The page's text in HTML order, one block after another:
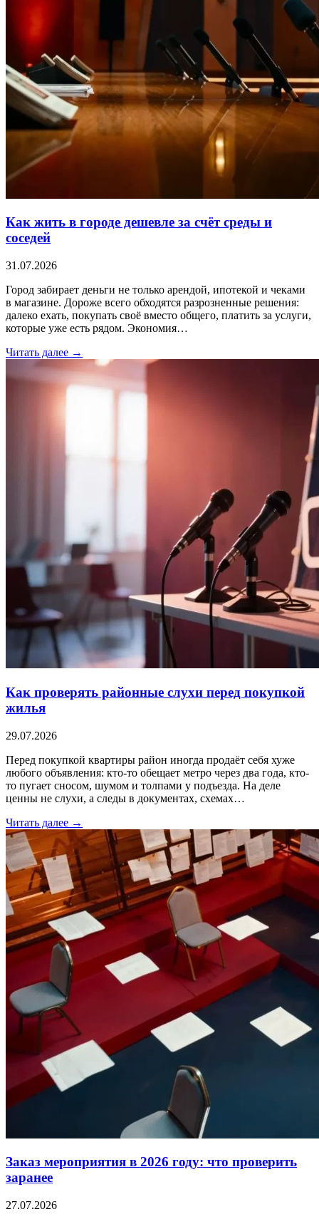
Как жить в городе дешевле за счёт среды и
соседей
31.07.2026
Город забирает деньги не только арендой, ипотекой и чеками
в магазине. Дороже всего обходятся разрозненные решения:
далеко ехать, покупать своё вместо общего, платить за услуги,
которые уже есть рядом. Экономия…
Читать далее →
Как проверять районные слухи перед покупкой
жилья
29.07.2026
Перед покупкой квартиры район иногда продаёт себя хуже
любого объявления: кто-то обещает метро через два года, кто-
то пугает сносом, шумом и толпами у подъезда. На деле
ценны не слухи, а следы в документах, схемах…
Читать далее →
Заказ мероприятия в 2026 году: что проверить
заранее
27.07.2026